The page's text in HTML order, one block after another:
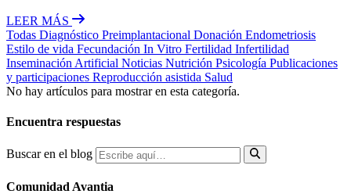
LEER MÁS
Todas Diagnóstico Preimplantacional Donación Endometriosis
Estilo de vida Fecundación In Vitro Fertilidad Infertilidad
Inseminación Artificial Noticias Nutrición Psicología Publicaciones
y participaciones Reproducción asistida Salud
No hay artículos para mostrar en esta categoría.
Encuentra respuestas
Buscar en el blog
Comunidad Avantia